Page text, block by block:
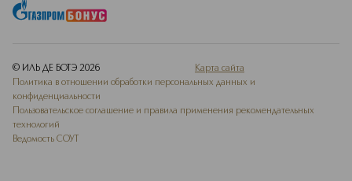
© ИЛЬ ДЕ БОТЭ 2026
Карта сайта
Политика в отношении обработки персональных данных и
конфиденциальности
Пользовательское соглашение и правила применения рекомендательных
технологий
Ведомость СОУТ